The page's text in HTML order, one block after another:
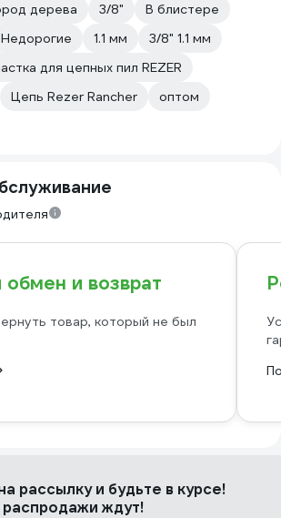
дерева
3/8"
В блистере
Недорогие 1.1 мм
3/8" 1.1 мм
для цепных пил REZER
Цепь Rezer Rancher
оптом
обмен и возврат
товар, который не был
рассылкуи будьте в курсе!
распродажи ждут!